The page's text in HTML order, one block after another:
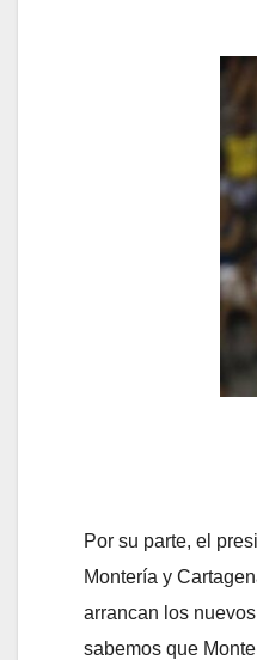
Por su parte, el
Montería y
arrancan los
sabemos que